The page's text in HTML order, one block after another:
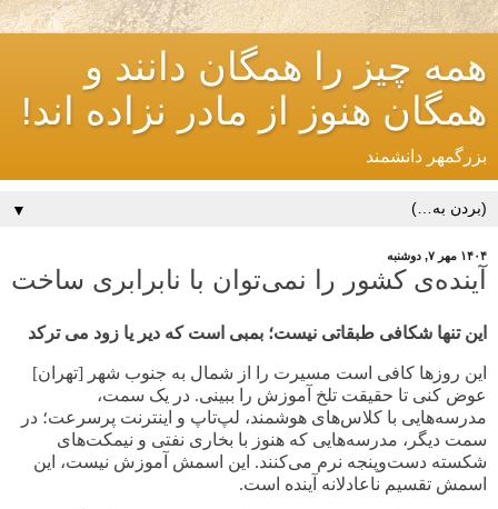
همه چیز را همگان دانند و
همگان هنوز از مادر نزاده اند!
بزرگمهر دانشمند
▼
۱۴۰۴ مهر ۷, دوشنبه
آینده‌ی کشور را نمی‌توان با نابرابری ساخت
این تنها شکافی طبقاتی نیست؛ بمبی است که دیر یا زود می ترکد
این روزها کافی است مسیرت را از شمال به جنوب شهر [تهران]
عوض کنی تا حقیقت تلخ آموزش را ببینی. در یک سمت،
مدرسه‌هایی با کلاس‌های هوشمند، لپ‌تاپ و اینترنت پرسرعت؛ در
سمت دیگر، مدرسه‌هایی که هنوز با بخاری نفتی و نیمکت‌های
شکسته دست‌وپنجه نرم می‌کنند. این اسمش آموزش نیست، این
اسمش تقسیم ناعادلانه آینده است.